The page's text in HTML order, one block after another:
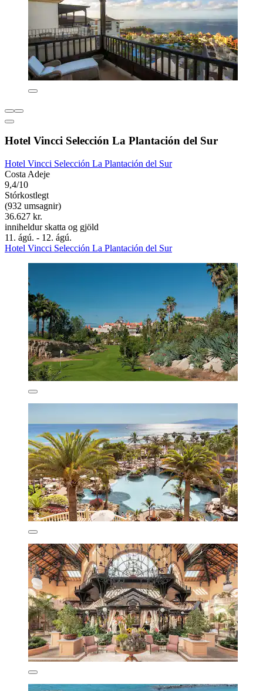
Hotel Vincci Selección La Plantación del Sur
Hotel Vincci Selección La Plantación del Sur
Costa Adeje
9,4/10
Stórkostlegt
(932 umsagnir)
36.627 kr.
inniheldur skatta og gjöld
11. ágú. - 12. ágú.
Hotel Vincci Selección La Plantación del Sur